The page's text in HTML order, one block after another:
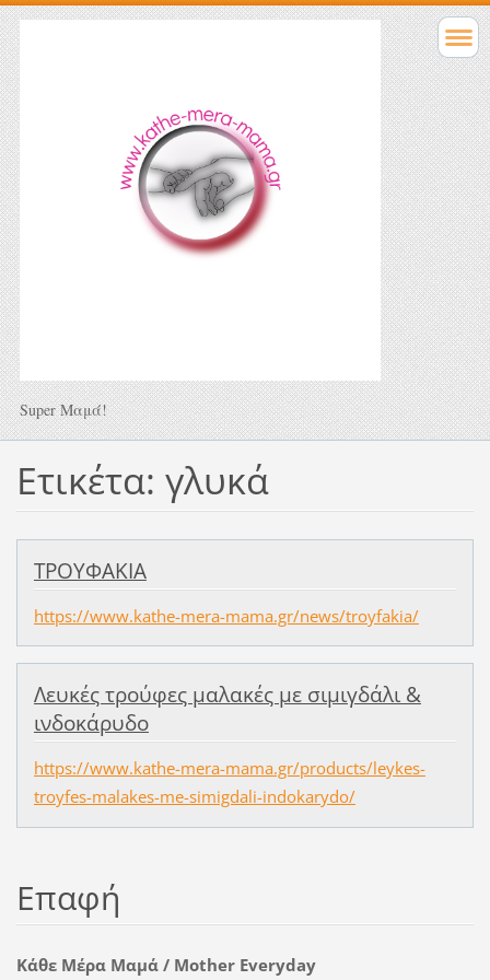
Super Μαμά!
Ετικέτα: γλυκά
ΤΡΟΥΦΑΚΙΑ
https://www.kathe-mera-mama.gr/news/troyfakia/
Λευκές τρούφες μαλακές με σιμιγδάλι &
ινδοκάρυδο
https://www.kathe-mera-mama.gr/products/leykes-
troyfes-malakes-me-simigdali-indokarydo/
Επαφή
Κάθε Μέρα Μαμά / Mother Everyday